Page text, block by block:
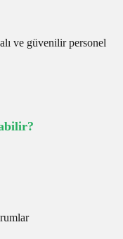
ve güvenilir personel